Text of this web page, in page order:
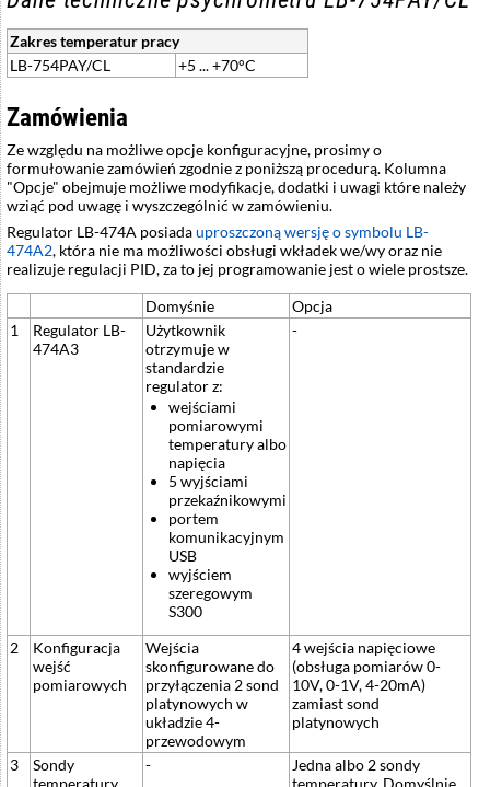
Zakres temperatur pracy
LB-754PAY/CL
+5 ... +70°C
Zamówienia
Ze względu na możliwe opcje konfiguracyjne, prosimy o
formułowanie zamówień zgodnie z poniższą procedurą. Kolumna
"Opcje" obejmuje możliwe modyfikacje, dodatki i uwagi które należy
wziąć pod uwagę i wyszczególnić w zamówieniu.
Regulator LB-474A posiadauproszczoną wersję o symbolu LB-
474A2, która nie ma możliwości obsługi wkładek we/wy oraz nie
realizuje regulacji PID, za to jej programowanie jest o wiele prostsze.
Domyśnie
Opcja
1
Regulator LB-
474A3
Użytkownik
otrzymuje w
standardzie
regulator z:
wejściami
pomiarowymi
temperatury albo
napięcia
5 wyjściami
przekaźnikowymi
portem
komunikacyjnym
USB
wyjściem
szeregowym
S300
-
2
Konfiguracja
wejść
pomiarowych
Wejścia
skonfigurowane do
przyłączenia 2 sond
platynowych w
układzie 4-
przewodowym
4 wejścia napięciowe
(obsługa pomiarów 0-
10V, 0-1V, 4-20mA)
zamiast sond
platynowych
3
Sondy
temperatury
-
Jedna albo 2 sondy
temperatury. Domyślnie